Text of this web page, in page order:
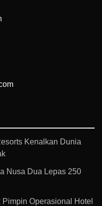
Kenalkan Dunia
Nusa Dua Lepas 250
Operasional Hotel